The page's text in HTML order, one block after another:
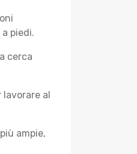
piedi.
cerca
al
ampie,